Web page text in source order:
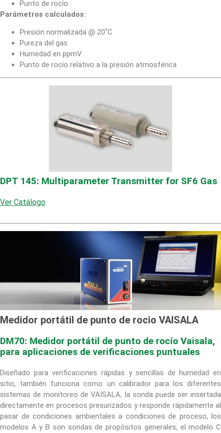
Punto de rocío
Parámetros calculados:
Presión normalizada @ 20˚C
Pureza del gas
Humedad en ppmV
Punto de rocío relativo a la presión atmosférica
DPT 145: Multiparameter Transmitter for SF6 Gas
Ver Catálogo
Medidor portátil de punto de rocio VAISALA
DM70: Medidor portátil de punto de rocío Vaisala,
para aplicaciones de verificaciones puntuales
Diseñado para verificaciones rápidas y sencillas de humedad en
sitio, también funciona como un calibrador para los diferentes
sistemas de monitoreo de VAISALA, la sonda puede ser insertada
directamente en procesos presurizados y responde rápidamente al
pasar de condiciones ambientales a condiciones de proceso, los
modelos A y B son sondas de propósitos generales, el modelo C